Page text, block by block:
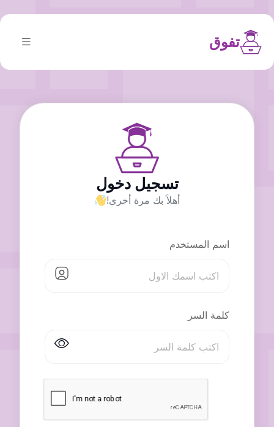
تفوق
تسجيل دخول
أهلاً بك مرة أخرى!
اسم المستخدم
كلمة السر